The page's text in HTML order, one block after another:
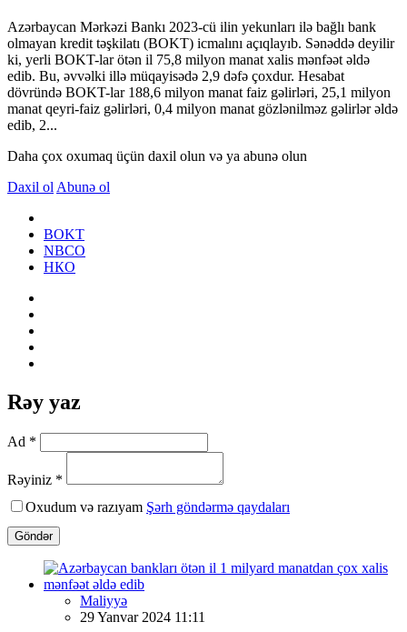
Azərbaycan Mərkəzi Bankı 2023-cü ilin yekunları ilə bağlı bank
olmayan kredit təşkilatı (BOKT) icmalını açıqlayıb. Sənəddə deyilir
ki, yerli BOKT-lar ötən il 75,8 milyon manat xalis mənfəət əldə
edib. Bu, əvvəlki illə müqayisədə 2,9 dəfə çoxdur. Hesabat
dövründə BOKT-lar 188,6 milyon manat faiz gəlirləri, 25,1 milyon
manat qeyri-faiz gəlirləri, 0,4 milyon manat gözlənilməz gəlirlər əldə
edib, 2...
Daha çox oxumaq üçün daxil olun və ya abunə olun
Daxil ol Abunə ol
BOKT
NBCO
НКО
Rəy yaz
Ad *
Rəyiniz *
Oxudum və razıyam Şərh göndərmə qaydaları
Göndər
Maliyyə
29 Yanvar 2024 11:11